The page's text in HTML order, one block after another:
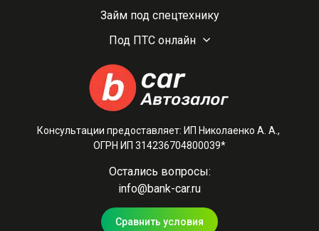
Займ под спецтехнику
Под ПТС онлайн
Консультации предоставляет: ИП Николаенко А. А.,
ОГРН ИП 314236704800039*
Остались вопросы:
info@bank-car.ru
Сравнить условия